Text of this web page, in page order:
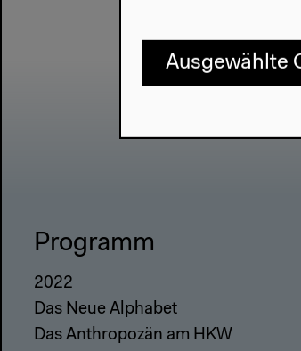
Programm
2022
Das Neue Alphabet
Das Anthropozän am HKW
Ausgewählte